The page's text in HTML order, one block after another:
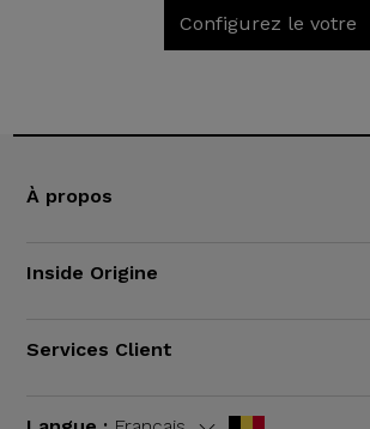
Configurez le votre
À propos
Inside Origine
Services Client